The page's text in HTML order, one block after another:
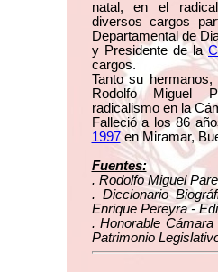
natal, en el
diversos cargos
Departamental de
y Presidente de la
cargos.
Tanto su hermanos,
Rodolfo Miguel
radicalismo en la
Falleció a los 86
1997en Miramar,
Fuentes:
. Rodolfo Miguel
. Diccionario
Enrique Pereyra -
. Honorable
Patrimonio